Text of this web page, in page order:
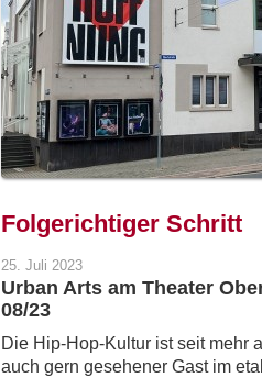
Folgerichtiger Schritt
25. Juli 2023
Urban Arts am Theater
08/23
Die Hip-Hop-Kultur ist seit mehr
auch gern gesehener Gast im